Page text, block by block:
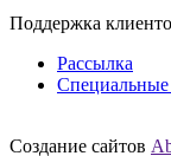
Поддержка
Рассылка
Создание сайтов